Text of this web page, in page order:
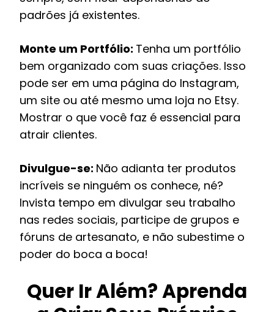
padrões já existentes.
Monte um Portfólio: Tenha um portfólio
bem organizado com suas criações. Isso
pode ser em uma página do Instagram,
um site ou até mesmo uma loja no Etsy.
Mostrar o que você faz é essencial para
atrair clientes.
Divulgue-se: Não adianta ter produtos
incríveis se ninguém os conhece, né?
Invista tempo em divulgar seu trabalho
nas redes sociais, participe de grupos e
fóruns de artesanato, e não subestime o
poder do boca a boca!
Quer Ir Além? Aprenda